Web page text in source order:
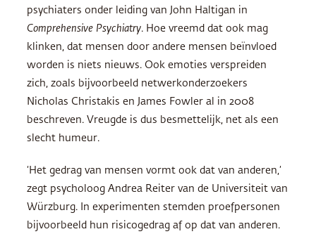
psychiaters onder leiding van John Haltigan in
Comprehensive Psychiatry. Hoe vreemd dat ook mag
klinken, dat mensen door andere mensen beïnvloed
worden is niets nieuws. Ook emoties verspreiden
zich, zoals bijvoorbeeld netwerkonderzoekers
Nicholas Christakis en James Fowler al in 2008
beschreven. Vreugde is dus besmettelijk, net als een
slecht humeur.
‘Het gedrag van mensen vormt ook dat van anderen,’
zegt psycholoog Andrea Reiter van de Universiteit van
Würzburg. In experimenten stemden proefpersonen
bijvoorbeeld hun risicogedrag af op dat van anderen.